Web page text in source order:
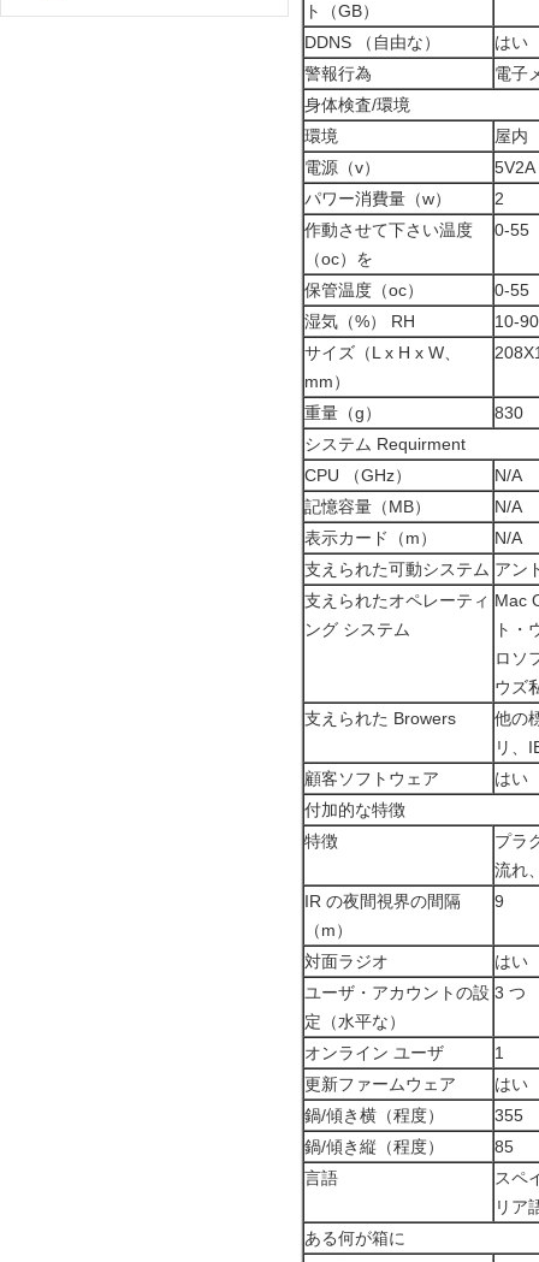
ト（GB）
DDNS （自由な）
はい
警報行為
電子
身体検査/環境
環境
屋内
電源（v）
5V2A
パワー消費量（w）
2
作動させて下さい温度
（oc）を
0-55
保管温度（oc）
0-55
湿気（%） RH
10-90
サイズ（L x H x W、
mm）
重量（g）
830
システム Requirment
CPU （GHz）
N/A
記憶容量（MB）
N/A
表示カード（m）
N/A
支えられた可動システム アン
支えられたオペレーティ
ング システム
Mac
ト・
ロソ
ウズ
支えられた Browers
他の
リ、
顧客ソフトウェア
はい
付加的な特徴
特徴
プラ
流れ
IR の夜間視界の間隔
（m）
9
対面ラジオ
はい
ユーザ・アカウントの設
定（水平な）
3 つ
オンライン ユーザ
1
更新ファームウェア
はい
鍋/傾き横（程度）
355
鍋/傾き縦（程度）
85
言語
スペ
リア
ある何が箱に